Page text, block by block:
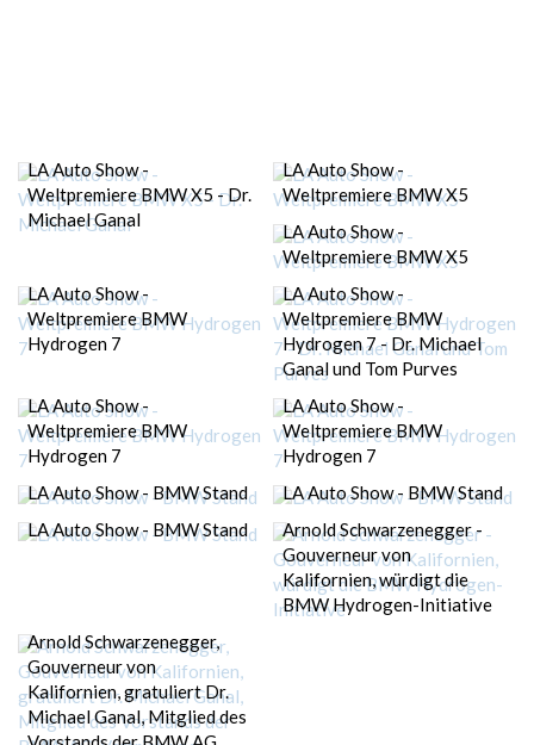
LA Auto Show -
Weltpremiere BMW X5 - Dr.
Michael Ganal
LA Auto Show -
Weltpremiere BMW X5
LA Auto Show -
Weltpremiere BMW X5
LA Auto Show -
Weltpremiere BMW
Hydrogen 7
LA Auto Show -
Weltpremiere BMW
Hydrogen 7 - Dr. Michael
Ganal und Tom Purves
LA Auto Show -
Weltpremiere BMW
Hydrogen 7
LA Auto Show -
Weltpremiere BMW
Hydrogen 7
LA Auto Show - BMW Stand
LA Auto Show - BMW Stand
LA Auto Show - BMW Stand
Arnold Schwarzenegger -
Gouverneur von
Kalifornien, würdigt die
BMW Hydrogen-Initiative
Arnold Schwarzenegger,
Gouverneur von
Kalifornien, gratuliert Dr.
Michael Ganal, Mitglied des